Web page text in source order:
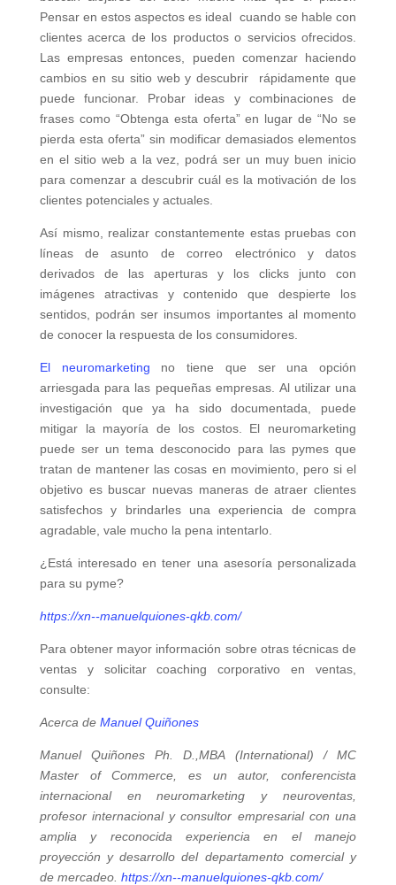
Pensar en estos aspectos es ideal cuando se hable con
clientes acerca de los productos o servicios ofrecidos.
Las empresas entonces, pueden comenzar haciendo
cambios en su sitio web y descubrir rápidamente que
puede funcionar. Probar ideas y combinaciones de
frases como “Obtenga esta oferta” en lugar de “No se
pierda esta oferta” sin modificar demasiados elementos
en el sitio web a la vez, podrá ser un muy buen inicio
para comenzar a descubrir cuál es la motivación de los
clientes potenciales y actuales.
Así mismo, realizar constantemente estas pruebas con
líneas de asunto de correo electrónico y datos
derivados de las aperturas y los clicks junto con
imágenes atractivas y contenido que despierte los
sentidos, podrán ser insumos importantes al momento
de conocer la respuesta de los consumidores.
El neuromarketing no tiene que ser una opción
arriesgada para las pequeñas empresas. Al utilizar una
investigación que ya ha sido documentada, puede
mitigar la mayoría de los costos. El neuromarketing
puede ser un tema desconocido para las pymes que
tratan de mantener las cosas en movimiento, pero si el
objetivo es buscar nuevas maneras de atraer clientes
satisfechos y brindarles una experiencia de compra
agradable, vale mucho la pena intentarlo.
¿Está interesado en tener una asesoría personalizada
para su pyme?
https://xn--manuelquiones-qkb.com/
Para obtener mayor información sobre otras técnicas de
ventas y solicitar coaching corporativo en ventas,
consulte:
Acerca de Manuel Quiñones
Manuel Quiñones Ph. D.,MBA (International) / MC
Master of Commerce, es un autor, conferencista
internacional en neuromarketing y neuroventas,
profesor internacional y consultor empresarial con una
amplia y reconocida experiencia en el manejo
proyección y desarrollo del departamento comercial y
de mercadeo. https://xn--manuelquiones-qkb.com/